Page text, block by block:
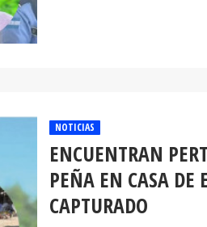
NOTICIAS
ENCUENTRAN
PEÑA EN CASA DE
CAPTURADO